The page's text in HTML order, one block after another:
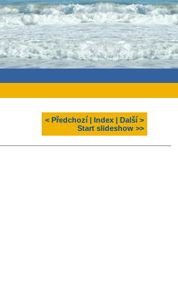
< Předchozí Index
Další >
Start slideshow >>